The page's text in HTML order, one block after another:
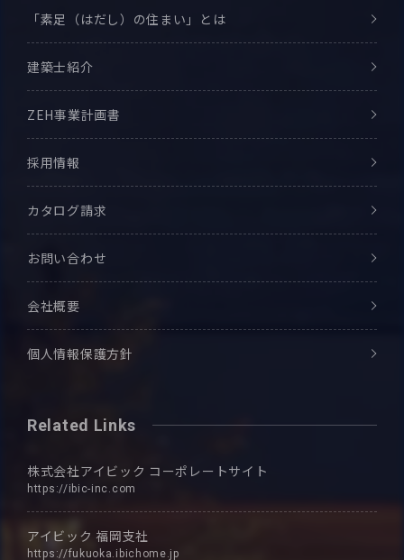
「素足（はだし）の住まい」とは
建築士紹介
ZEH事業計画書
採用情報
カタログ請求
お問い合わせ
会社概要
個人情報保護方針
Related Links
株式会社アイビック コーポレートサイト
https://ibic-inc.com
アイビック 福岡支社
https://fukuoka.ibichome.jp